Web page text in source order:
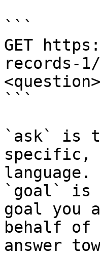
```
GET
records-
```
`ask` is
specific,
language.
`goal` is
goal you
behalf
answer